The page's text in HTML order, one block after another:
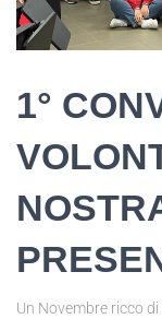
1°
Un Novembre ricco